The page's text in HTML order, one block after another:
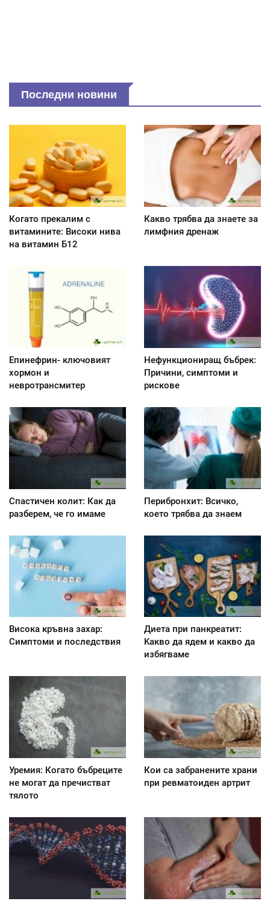
Последни новини
Когато прекалим с
витамините: Високи нива
на витамин Б12
Какво трябва да знаете за
лимфния дренаж
Епинефрин- ключовият
хормон и
невротрансмитер
Нефункциониращ бъбрек:
Причини, симптоми и
рискове
Спастичен колит: Как да
разберем, че го имаме
Перибронхит: Всичко,
което трябва да знаем
Висока кръвна захар:
Симптоми и последствия
Диета при панкреатит:
Kакво да ядем и какво да
избягваме
Уремия: Когато бъбреците
не могат да пречистват
тялото
Кои са забранените храни
при ревматоиден артрит